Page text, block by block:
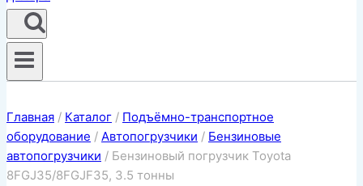
Главная / Каталог / Подъёмно-транспортное
оборудование / Автопогрузчики / Бензиновые
автопогрузчики / Бензиновый погрузчик Toyota
8FGJ35/8FGJF35, 3.5 тонны